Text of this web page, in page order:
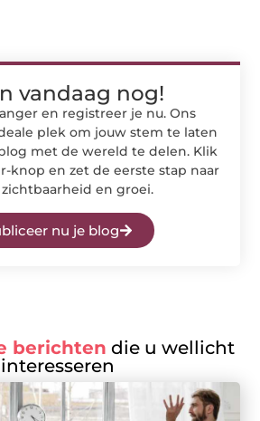
vandaag nog!
en registreer je nu. Ons
plek om jouw stem te laten
met de wereld te delen. Klik
knop en zet de eerste stap naar
en groei.
nu je blog
berichten die u wellicht
interesseren